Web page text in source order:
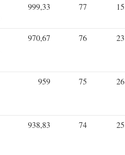
999,33 77 15
970,67 76 23
959 75 26
938,83 74 25